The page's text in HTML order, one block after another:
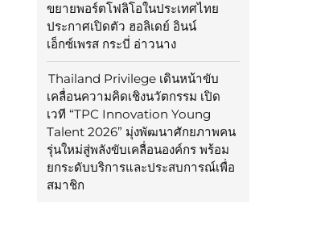
ขยายพอร์ตโฟลิโอในประเทศไทย
ประกาศเปิดตัว ฮอลิเดย์ อินน์
เอ็กซ์เพรส กระบี่ อ่าวนาง
Thailand Privilege เดินหน้าขับ
เคลื่อนความคิดเชิงนวัตกรรม เปิด
เวที “TPC Innovation Young
Talent 2026” มุ่งพัฒนาศักยภาพคน
รุ่นใหม่สู่พลังขับเคลื่อนองค์กร พร้อม
ยกระดับบริการและประสบการณ์เพื่อ
สมาชิก